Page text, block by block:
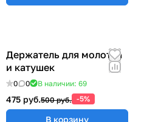
Держатель для молотка
и катушек
0 0 В наличии: 69
475 руб.500 руб. -5%
В корзину